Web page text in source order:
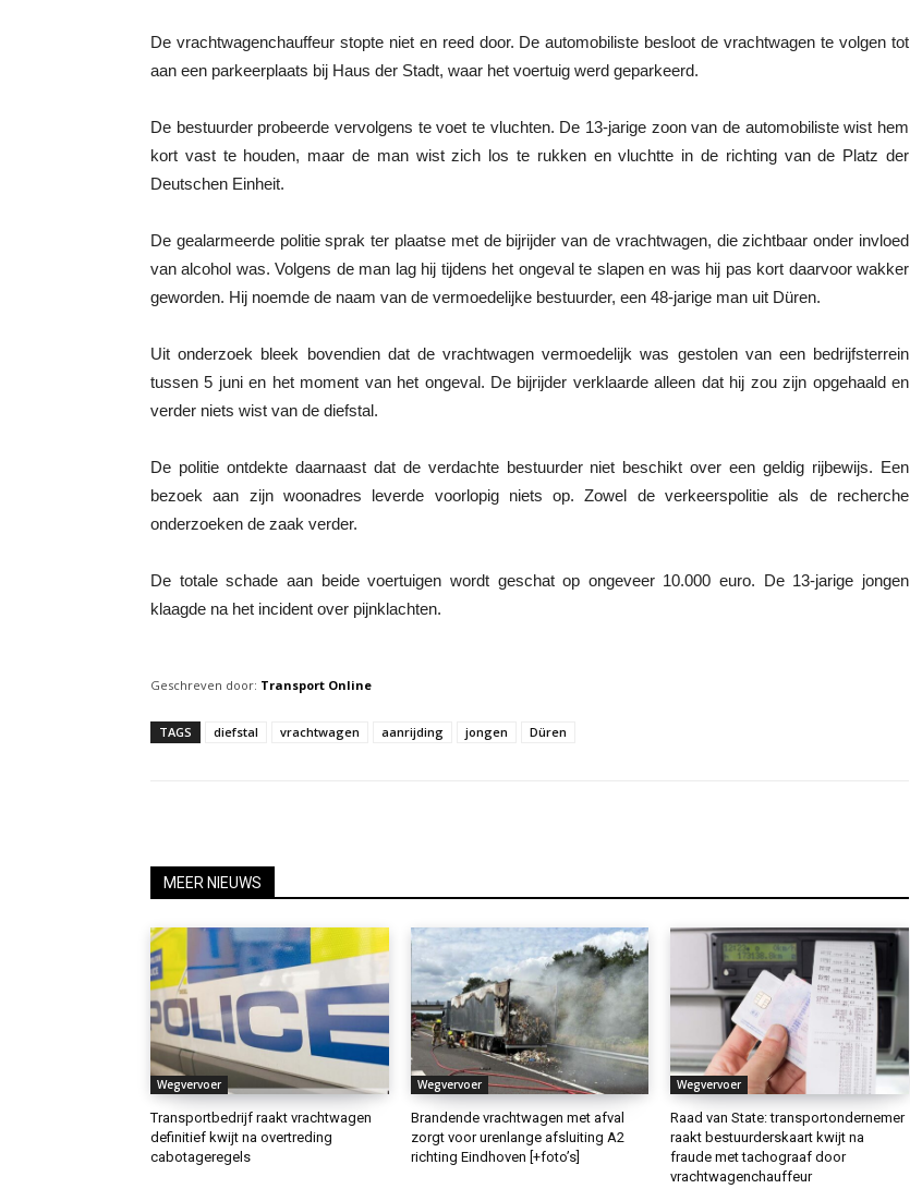
De vrachtwagenchauffeur stopte niet en reed door. De automobiliste besloot de vrachtwagen te volgen tot
aan een parkeerplaats bij Haus der Stadt, waar het voertuig werd geparkeerd.
De bestuurder probeerde vervolgens te voet te vluchten. De 13-jarige zoon van de automobiliste wist hem
kort vast te houden, maar de man wist zich los te rukken en vluchtte in de richting van de Platz der
Deutschen Einheit.
De gealarmeerde politie sprak ter plaatse met de bijrijder van de vrachtwagen, die zichtbaar onder invloed
van alcohol was. Volgens de man lag hij tijdens het ongeval te slapen en was hij pas kort daarvoor wakker
geworden. Hij noemde de naam van de vermoedelijke bestuurder, een 48-jarige man uit Düren.
Uit onderzoek bleek bovendien dat de vrachtwagen vermoedelijk was gestolen van een bedrijfsterrein
tussen 5 juni en het moment van het ongeval. De bijrijder verklaarde alleen dat hij zou zijn opgehaald en
verder niets wist van de diefstal.
De politie ontdekte daarnaast dat de verdachte bestuurder niet beschikt over een geldig rijbewijs. Een
bezoek aan zijn woonadres leverde voorlopig niets op. Zowel de verkeerspolitie als de recherche
onderzoeken de zaak verder.
De totale schade aan beide voertuigen wordt geschat op ongeveer 10.000 euro. De 13-jarige jongen
klaagde na het incident over pijnklachten.
Geschreven door: Transport Online
TAGS diefstal vrachtwagen aanrijding jongen Düren
MEER NIEUWS
Wegvervoer
Transportbedrijf raakt vrachtwagen
definitief kwijt na overtreding
cabotageregels
Wegvervoer
Brandende vrachtwagen met afval
zorgt voor urenlange afsluiting A2
richting Eindhoven [+foto’s]
Wegvervoer
Raad van State: transportondernemer
raakt bestuurderskaart kwijt na
fraude met tachograaf door
vrachtwagenchauffeur